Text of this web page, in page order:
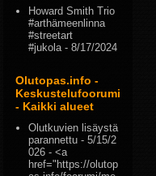
Howard Smith Trio
#arthämeenlinna
#streetart
#jukola- 8/17/2024
Olutopas.info -
Keskustelufoorumi
- Kaikki alueet
Olutkuvien lisäystä
parannettu - 5/15/2
026 - <a
href="https://olutop